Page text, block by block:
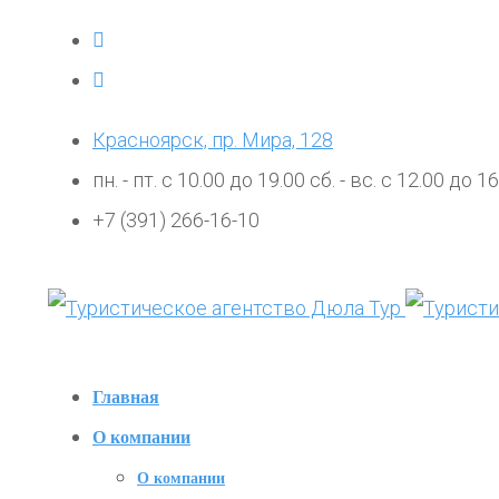
Красноярск, пр. Мира, 128
пн. - пт. с 10.00 до 19.00 сб. - вс. с 12.00 до
+7 (391) 266-16-10
Главная
О компании
О компании